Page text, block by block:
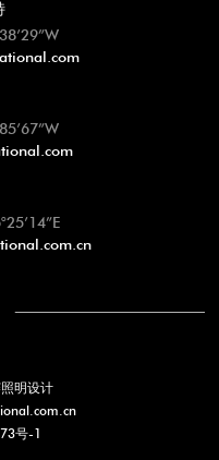
照明设计
号-1